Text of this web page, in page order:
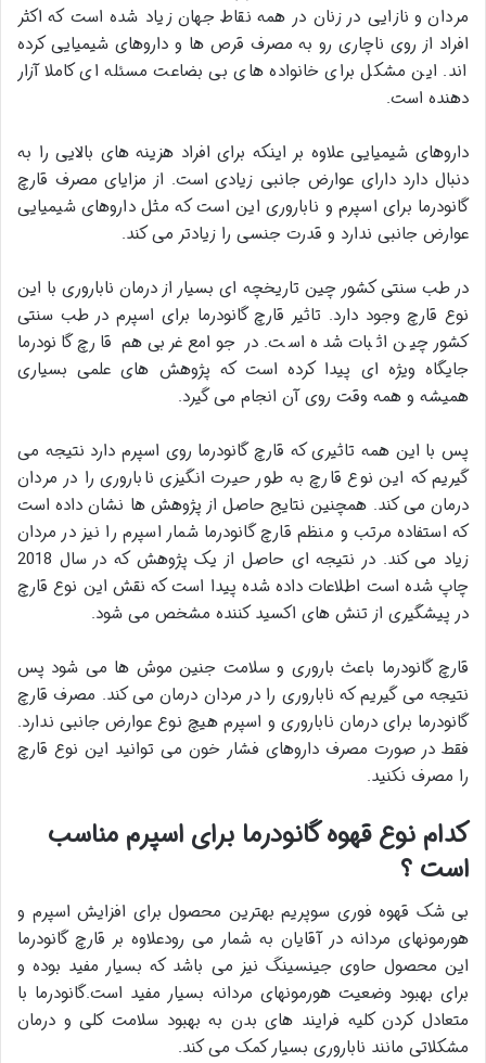
مردان و نازایی در زنان در همه نقاط جهان زیاد شده است که اکثر
افراد از روی ناچاری رو به مصرف قرص ها و داروهای شیمیایی کرده
اند. این مشکل برای خانواده های بی بضاعت مسئله ای کاملا آزار
دهنده است.
داروهای شیمیایی علاوه بر اینکه برای افراد هزینه های بالایی را به
دنبال دارد دارای عوارض جانبی زیادی است. از مزایای مصرف قارچ
گانودرما برای اسپرم و ناباروری این است که مثل داروهای شیمیایی
عوارض جانبی ندارد و قدرت جنسی را زیادتر می کند.
در طب سنتی کشور چین تاریخچه ای بسیار از درمان ناباروری با این
نوع قارچ وجود دارد. تاثیر قارچ گانودرما برای اسپرم در طب سنتی
کشور چین اثبات شده است. در جوامع غربی هم قارچ گانودرما
جایگاه ویژه ای پیدا کرده است که پژوهش های علمی بسیاری
همیشه و همه وقت روی آن انجام می گیرد.
پس با این همه تاثیری که قارچ گانودرما روی اسپرم دارد نتیجه می
گیریم که این نوع قارچ به طور حیرت انگیزی ناباروری را در مردان
درمان می کند. همچنین نتایج حاصل از پژوهش ها نشان داده است
که استفاده مرتب و منظم قارچ گانودرما شمار اسپرم را نیز در مردان
زیاد می کند. در نتیجه ای حاصل از یک پژوهش که در سال 2018
چاپ شده است اطلاعات داده شده پیدا است که نقش این نوع قارچ
در پیشگیری از تنش های اکسید کننده مشخص می شود.
قارچ گانودرما باعث باروری و سلامت جنین موش ها می شود پس
نتیجه می گیریم که ناباروری را در مردان درمان می کند. مصرف قارچ
گانودرما برای درمان ناباروری و اسپرم هیچ نوع عوارض جانبی ندارد.
فقط در صورت مصرف داروهای فشار خون می توانید این نوع قارچ
را مصرف نکنید.
کدام نوع قهوه گانودرما برای اسپرم مناسب
است ؟
بی شک قهوه فوری سوپریم بهترین محصول برای افزایش اسپرم و
هورمونهای مردانه در آقایان به شمار می رودعلاوه بر قارچ گانودرما
این محصول حاوی جینسینگ نیز می باشد که بسیار مفید بوده و
برای بهبود وضعیت هورمونهای مردانه بسیار مفید است.گانودرما با
متعادل کردن کلیه فرایند های بدن به بهبود سلامت کلی و درمان
مشکلاتی مانند ناباروری بسیار کمک می کند.